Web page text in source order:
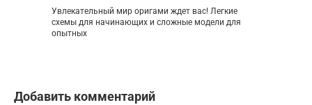
Увлекательный мир оригами ждет вас! Легкие
схемы для начинающих и сложные модели для
опытных
Добавить комментарий